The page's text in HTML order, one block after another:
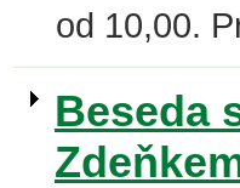
od 10,00.
Beseda